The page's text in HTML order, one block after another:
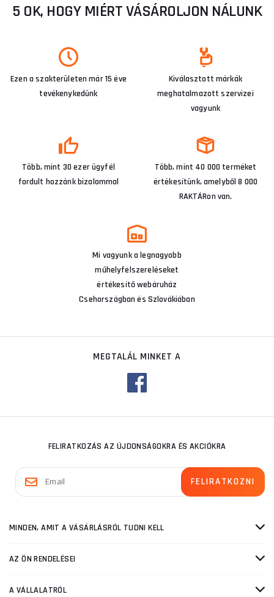
5 OK, HOGY MIÉRT VÁSÁROLJON NÁLUNK
Ezen a szakterületen már 15 éve
tevékenykedünk
Kiválasztott márkák
meghatalmazott szervizei
vagyunk
Több, mint 30 ezer ügyfél
fordult hozzánk bizalommal
Több, mint 40 000 terméket
értékesítünk, amelyből 8 000
RAKTÁRon van.
Mi vagyunk a legnagyobb
műhelyfelszereléseket
értékesítő webáruház
Csehországban és Szlovákiában
MEGTALÁL MINKET A
FELIRATKOZÁS AZ ÚJDONSÁGOKRA ÉS AKCIÓKRA
MINDEN, AMIT A VÁSÁRLÁSRÓL TUDNI KELL
AZ ÖN RENDELÉSEI
A VÁLLALATRÓL